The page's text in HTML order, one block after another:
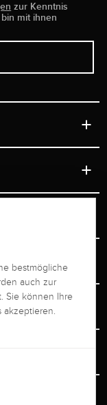
zur Kenntnis
mit ihnen
bestmögliche
auch zur
Sie können Ihre
akzeptieren.